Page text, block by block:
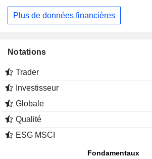
Plus de données financières
Notations
Trader
Investisseur
Globale
Qualité
ESG MSCI